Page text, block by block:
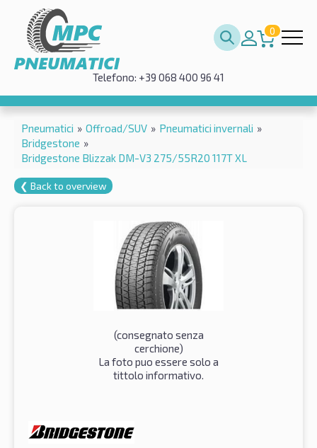
0
Telefono: +39 068 400 96 41
Pneumatici » Offroad/SUV » Pneumatici invernali »
Bridgestone »
Bridgestone Blizzak DM-V3 275/55R20 117T XL
❮ Back to overview
(consegnato senza
cerchione)
La foto puo essere solo a
tittolo informativo.